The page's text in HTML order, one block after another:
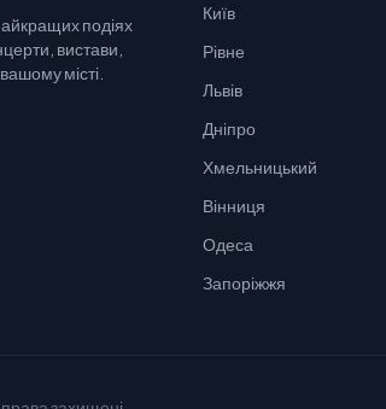
подіях
вистави,
місті.
Київ
Рівне
Львів
Дніпро
Хмельницький
Вінниця
Одеса
Запоріжжя